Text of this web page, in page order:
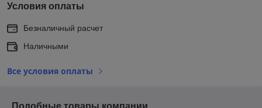
Условия оплаты
Безналичный расчет
Наличными
Все условия оплаты
Подобные товары компании